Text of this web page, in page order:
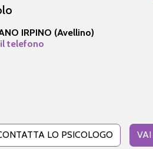
IRPINO (Avellino)
il telefono
LO PSICOLOGO